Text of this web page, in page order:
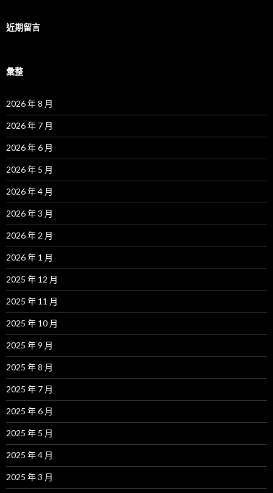
近期留言
彙整
2026 年 8 月
2026 年 7 月
2026 年 6 月
2026 年 5 月
2026 年 4 月
2026 年 3 月
2026 年 2 月
2026 年 1 月
2025 年 12 月
2025 年 11 月
2025 年 10 月
2025 年 9 月
2025 年 8 月
2025 年 7 月
2025 年 6 月
2025 年 5 月
2025 年 4 月
2025 年 3 月